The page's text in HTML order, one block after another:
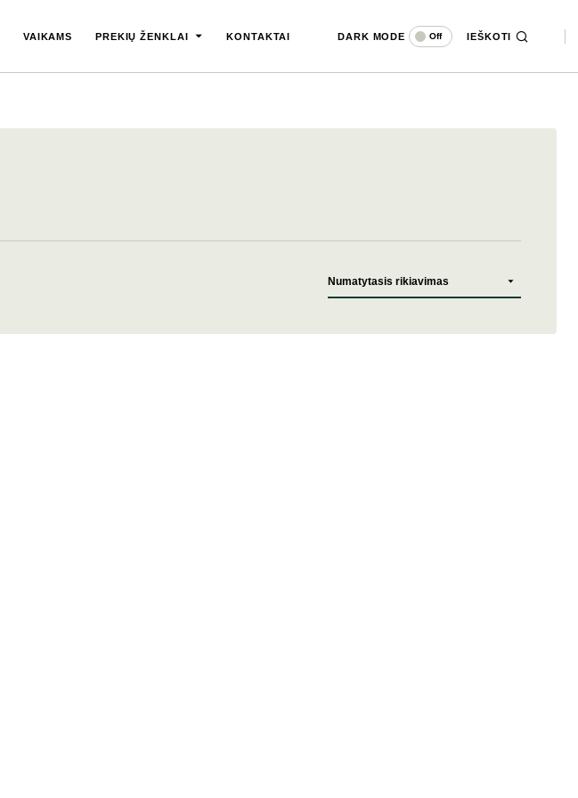
VAIKAMS PREKIŲ ŽENKLAI KONTAKTAI DARK MODE Off IEŠKOTI